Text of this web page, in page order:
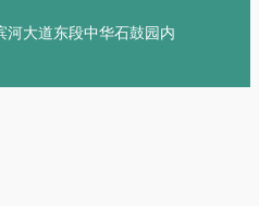
河大道东段中华石鼓园内